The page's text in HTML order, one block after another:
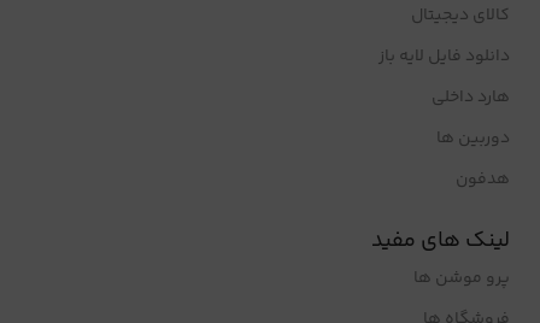
کالای دیجیتال
دانلود فایل لایه باز
هارد داخلی
دوربین ها
هدفون
لینک های مفید
پرو موشن ها